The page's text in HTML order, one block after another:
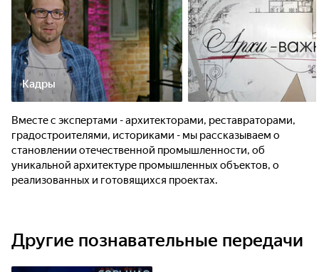
Кадры
Вместе с экспертами - архитекторами, реставраторами,
градостроителями, историками - мы рассказываем о
становлении отечественной промышленности, об
уникальной архитектуре промышленных объектов, о
реализованных и готовящихся проектах.
Другие познавательные передачи